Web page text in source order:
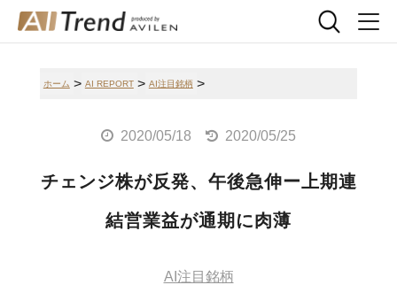
ホーム > AI REPORT > AI注目銘柄 >
2020/05/18 2020/05/25
チェンジ株が反発、午後急伸ー上期連
結営業益が通期に肉薄
AI注目銘柄